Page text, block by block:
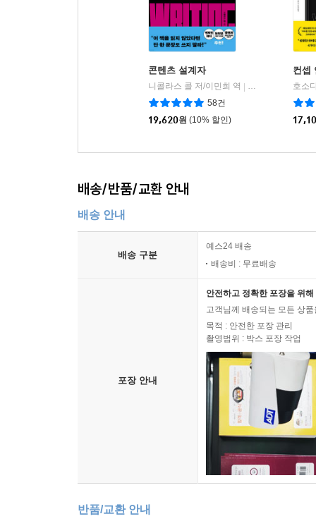
콘텐츠 설계자
니콜라스 콜 저/이민희 역
윌북(willbook)
58건
19,620원 (10% 할인)
컨셉
배송/반품/교환 안내
배송 안내
배송 구분
예스24 배송
배송비 : 무료배송
포장 안내
안전하고 정확한 포장을 위
고객님께 배송되는 모든 상
목적 : 안전한 포장 관리
촬영범위 : 박스 포장 작업
반품/교환 안내